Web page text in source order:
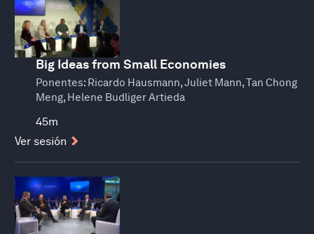
Big Ideas from Small Economies
Ponentes: Ricardo Hausmann, Juliet Mann, Tan Chong
Meng, Helene Budliger Artieda
45m
Ver sesión